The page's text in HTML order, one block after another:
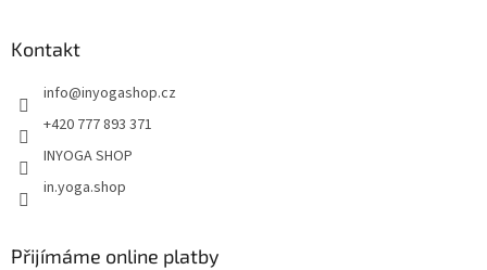
Kontakt
info@inyogashop.cz
+420 777 893 371
INYOGA SHOP
in.yoga.shop
Přijímáme online platby